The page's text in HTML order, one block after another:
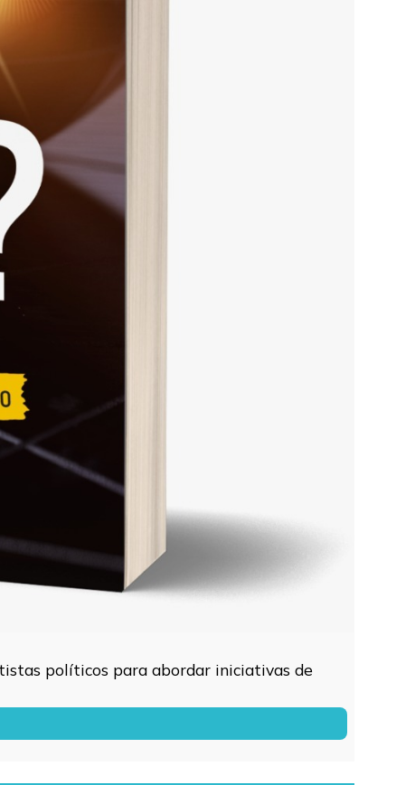
políticos para abordar iniciativas de